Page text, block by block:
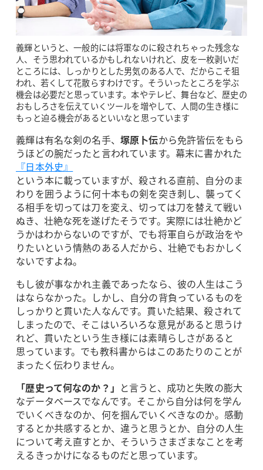
義輝というと、一般的には将軍なのに殺されちゃった残念な
人、そう思われているかもしれないけれど、皮を一枚剥いだ
ところには、しっかりとした男気のある人で、だからこそ狙
われ、若くして花散らすわけです。そういったところを学ぶ
機会は必要だと思っています。本やテレビ、舞台など、歴史の
おもしろさを伝えていくツールを増やして、人間の生き様に
もっと迫る機会があるといいなと思っています
義輝は有名な剣の名手、 塚原卜伝から免許皆伝をもら
うほどの腕だったと言われています。幕末に書かれた
『日本外史』
という本に載っていますが、殺される直前、自分のま
わりを囲うように何十本もの剣を突き刺し、襲ってく
る相手を切っては刀を変え、切っては刀を替えて戦い
ぬき、壮絶な死を遂げたそうです。実際には壮絶かど
うかはわからないのですが、でも将軍自らが政治をや
りたいという情熱のある人だから、壮絶でもおかしく
ないですよね。
もし彼が事なかれ主義であったなら、彼の人生はこう
はならなかった。しかし、自分の背負っているものを
しっかりと貫いた人なんです。貫いた結果、殺されて
しまったので、そこはいろいろな意見があると思うけ
れど、貫いたという生き様には素晴らしさがあると
思っています。でも教科書からはこのあたりのことが
まったく伝わりません。
「歴史って何なのか？」 と言うと、成功と失敗の膨大
なデータベースでなんです。そこから自分は何を学ん
でいくべきなのか、何を掴んでいくべきなのか。感動
するとか共感するとか、違うと思うとか、自分の人生
について考え直すとか、そういうさまざまなことを考
えるきっかけになるものだと思っています。